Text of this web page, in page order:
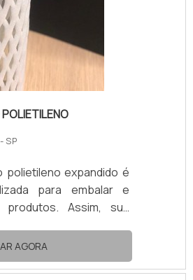
SP
expandido é
para embalar e
Assim, sua
de frutas e bebidas
transporte e no
AGORA